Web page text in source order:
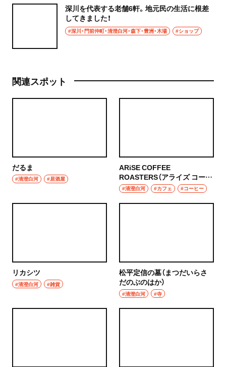
深川を代表する老舗6軒。地元民の生活に根差
してきました！
#深川・門前仲町・清澄白河・森下・豊洲・木場 #ショップ
関連スポット
だるま
#清澄白河 #居酒屋
ARiSE COFFEE
ROASTERS（アライズ コーヒ
ー ロースターズ）
#清澄白河 #カフェ #コーヒー
リカシツ
#清澄白河 #雑貨
松平定信の墓（まつだいらさ
だのぶのはか）
#清澄白河 #寺